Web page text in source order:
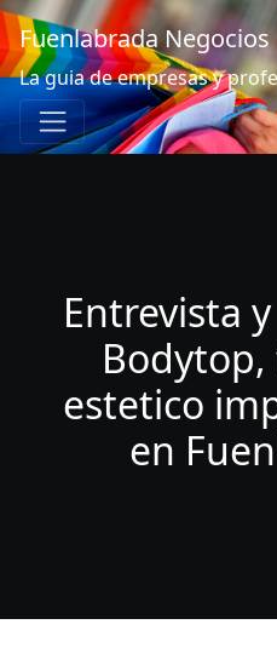
Fuenlabrada Negocios
La guia de empresas y
Entrevista
estetico
en